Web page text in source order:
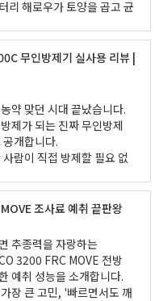
접 확인해 보세요!
리 해로우가 토양을 곱고 균
기가 일정한 깊이와 간격으
수행합니다.
을 줄여 연료와 시간을 절
, 대면적 농가에서도 높은
공합니다.
물이 많은 조건에서도 안정
능하며, 균일한 발아와 초
도움을 줍니다.
무인방제기 실사용 리뷰 |
약 맞던 시대 끝났습니다.
제가 되는 진짜 무인방제
개합니다.
람이 직접 방제할 필요 없
노출, 노동 강도까지 모두 해
농업 장비입니다.
조사료 예취 끝판왕
추종력을 자랑하는
3200 FRC MOVE 전방
예취 성능을 소개합니다.
장 큰 고민, '빠르면서도 깨